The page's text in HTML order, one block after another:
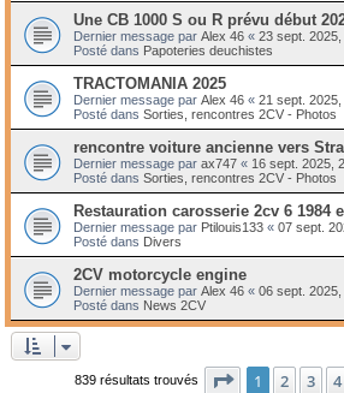
Une CB 1000 S ou R prévu début
Dernier message par Alex 46 « 23 sept. 2025,
Posté dans Papoteries deuchistes
TRACTOMANIA 2025
Dernier message par Alex 46 « 21 sept. 2025,
Posté dans Sorties, rencontres 2CV - Photos
rencontre voiture ancienne vers
Dernier message par ax747 « 16 sept. 2025,
Posté dans Sorties, rencontres 2CV - Photos
Restauration carosserie 2cv 6 1984
Dernier message par Ptilouis133 « 07 sept.
Posté dans Divers
2CV motorcycle engine
Dernier message par Alex 46 « 06 sept. 2025,
Posté dans News 2CV
839 résultats trouvés Page 1sur21
1 2 3 4